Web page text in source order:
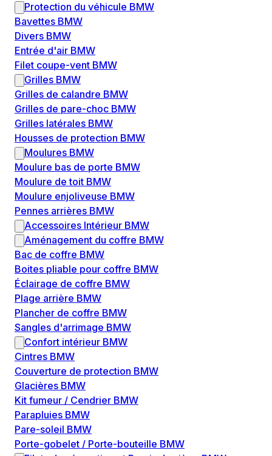
Protection du véhicule BMW
Bavettes BMW
Divers BMW
Entrée d'air BMW
Filet coupe-vent BMW
Grilles BMW
Grilles de calandre BMW
Grilles de pare-choc BMW
Grilles latérales BMW
Housses de protection BMW
Moulures BMW
Moulure bas de porte BMW
Moulure de toit BMW
Moulure enjoliveuse BMW
Pennes arrières BMW
Accessoires Intérieur BMW
Aménagement du coffre BMW
Bac de coffre BMW
Boites pliable pour coffre BMW
Éclairage de coffre BMW
Plage arrière BMW
Plancher de coffre BMW
Sangles d'arrimage BMW
Confort intérieur BMW
Cintres BMW
Couverture de protection BMW
Glacières BMW
Kit fumeur / Cendrier BMW
Parapluies BMW
Pare-soleil BMW
Porte-gobelet / Porte-bouteille BMW